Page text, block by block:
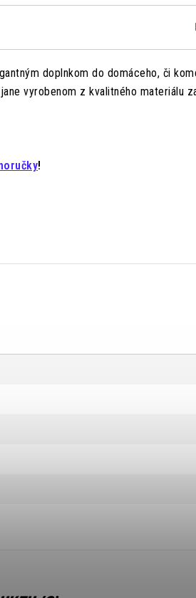
doplnkom do domáceho, či
vyrobenom z kvalitného materiálu
!